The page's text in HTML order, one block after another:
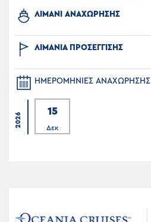
ΛΙΜΑΝΙ ΑΝΑΧΩΡΗΣΗΣ
ΛΙΜΑΝΙΑ ΠΡΟΣΕΓΓΙΣΗΣ
ΗΜΕΡΟΜΗΝΙΕΣ ΑΝΑΧΩΡΗΣΗΣ
2026
15
Δεκ